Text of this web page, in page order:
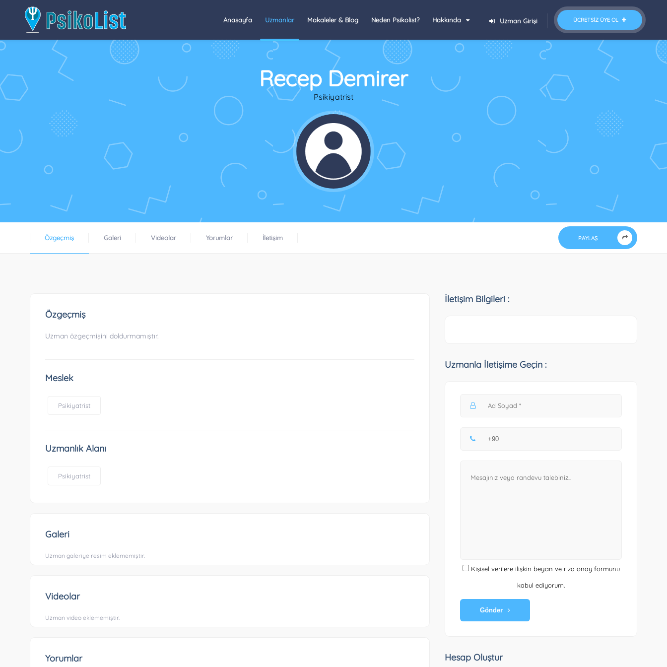
ÜCRETSIZ ÜYE OL
Uzman Girişi
Anasayfa Uzmanlar Makaleler & Blog Neden Psikolist? Hakkında
Recep Demirer
Psikiyatrist
Özgeçmiş Galeri Videolar Yorumlar İletişim PAYLAŞ
Özgeçmiş
Uzman özgeçmişini doldurmamıştır.
Meslek
Psikiyatrist
Uzmanlık Alanı
Psikiyatrist
Galeri
Uzman galeriye resim eklememiştir.
Videolar
Uzman video eklememiştir.
Yorumlar
İletişim Bilgileri :
Uzmanla İletişime Geçin :
Kişisel verilere ilişkin beyan ve rıza onay formunu
kabul ediyorum.
Gönder
Hesap Oluştur